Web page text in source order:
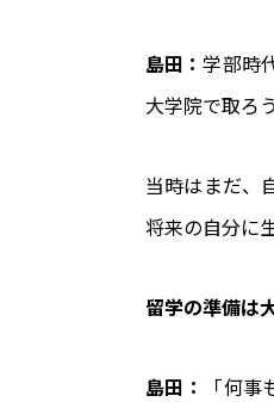
島田：学部時
大学院で取ろ
当時はまだ、
将来の自分に
――留学の準備
島田：
「何